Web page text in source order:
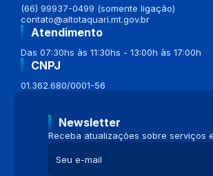
(66) 99937-0499 (somente ligação)
contato@altotaquari.mt.gov.br
Atendimento
Das 07:30hs às 11:30hs - 13:00h às 17:00h
CNPJ
01.362.680/0001-56
Newsletter
Receba atualizações sobre serviços